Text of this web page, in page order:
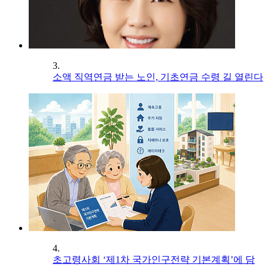
3.
소액 직역연금 받는 노인, 기초연금 수령 길 열린다
4.
초고령사회 ‘제1차 국가인구전략 기본계획’에 담